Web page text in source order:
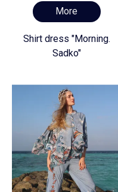
More
Shirt dress "Morning.
Sadko"